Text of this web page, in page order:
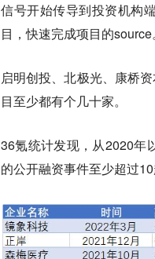
信号开始传导到投资机构
目，快速完成项目的source。
启明创投、北极光、康桥
目至少都有个几十家。
36氪统计发现，从2020年
的公开融资事件至少超过10